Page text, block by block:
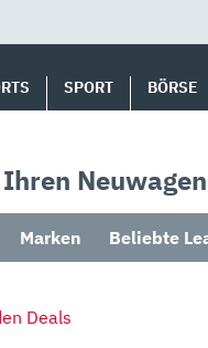
SPORT BÖRSE
Marken Beliebte
Deals